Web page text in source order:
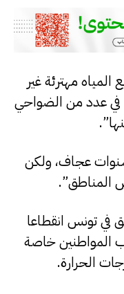
مهترئة غير
في عدد من الضواحي
عجاف، ولكن
المناطق”.
في تونس انقطاعا
المواطنين خاصة
الحرارة.